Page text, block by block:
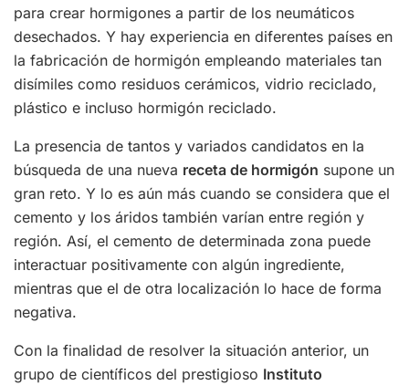
para crear hormigones a partir de los neumáticos
desechados. Y hay experiencia en diferentes países en
la fabricación de hormigón empleando materiales tan
disímiles como residuos cerámicos, vidrio reciclado,
plástico e incluso hormigón reciclado.
La presencia de tantos y variados candidatos en la
búsqueda de una nueva receta de hormigón supone un
gran reto. Y lo es aún más cuando se considera que el
cemento y los áridos también varían entre región y
región. Así, el cemento de determinada zona puede
interactuar positivamente con algún ingrediente,
mientras que el de otra localización lo hace de forma
negativa.
Con la finalidad de resolver la situación anterior, un
grupo de científicos del prestigioso Instituto